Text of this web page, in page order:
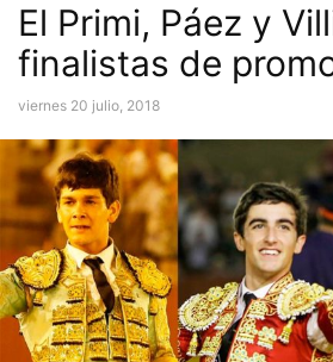
El Primi, Páez y
finalistas de
viernes 20 julio, 2018